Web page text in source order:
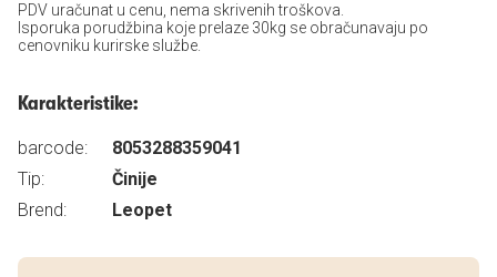
PDV uračunat u cenu, nema skrivenih troškova.
Isporuka porudžbina koje prelaze 30kg se obračunavaju po
cenovniku kurirske službe.
Karakteristike:
barcode:
8053288359041
Tip:
Činije
Brend:
Leopet